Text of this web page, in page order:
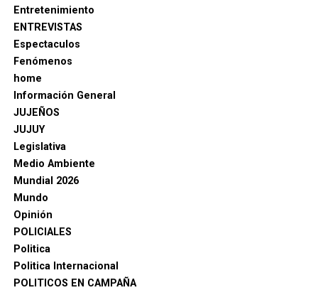
Entretenimiento
ENTREVISTAS
Espectaculos
Fenómenos
home
Información General
JUJEÑOS
JUJUY
Legislativa
Medio Ambiente
Mundial 2026
Mundo
Opinión
POLICIALES
Politica
Politica Internacional
POLITICOS EN CAMPAÑA